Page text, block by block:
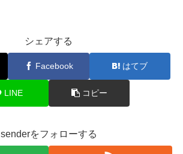
シェアする
Facebook はてブ
LINE コピー
senderをフォローする